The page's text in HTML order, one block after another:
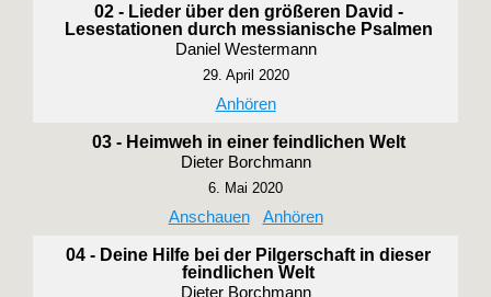
02 - Lieder über den größeren David -
Lesestationen durch messianische Psalmen
Daniel Westermann
29. April 2020
Anhören
03 - Heimweh in einer feindlichen Welt
Dieter Borchmann
6. Mai 2020
Anschauen Anhören
04 - Deine Hilfe bei der Pilgerschaft in dieser
feindlichen Welt
Dieter Borchmann